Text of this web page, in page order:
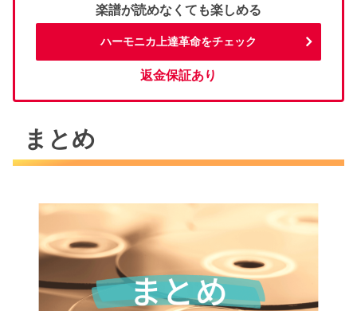
楽譜が読めなくても楽しめる
ハーモニカ上達革命をチェック
返金保証あり
まとめ